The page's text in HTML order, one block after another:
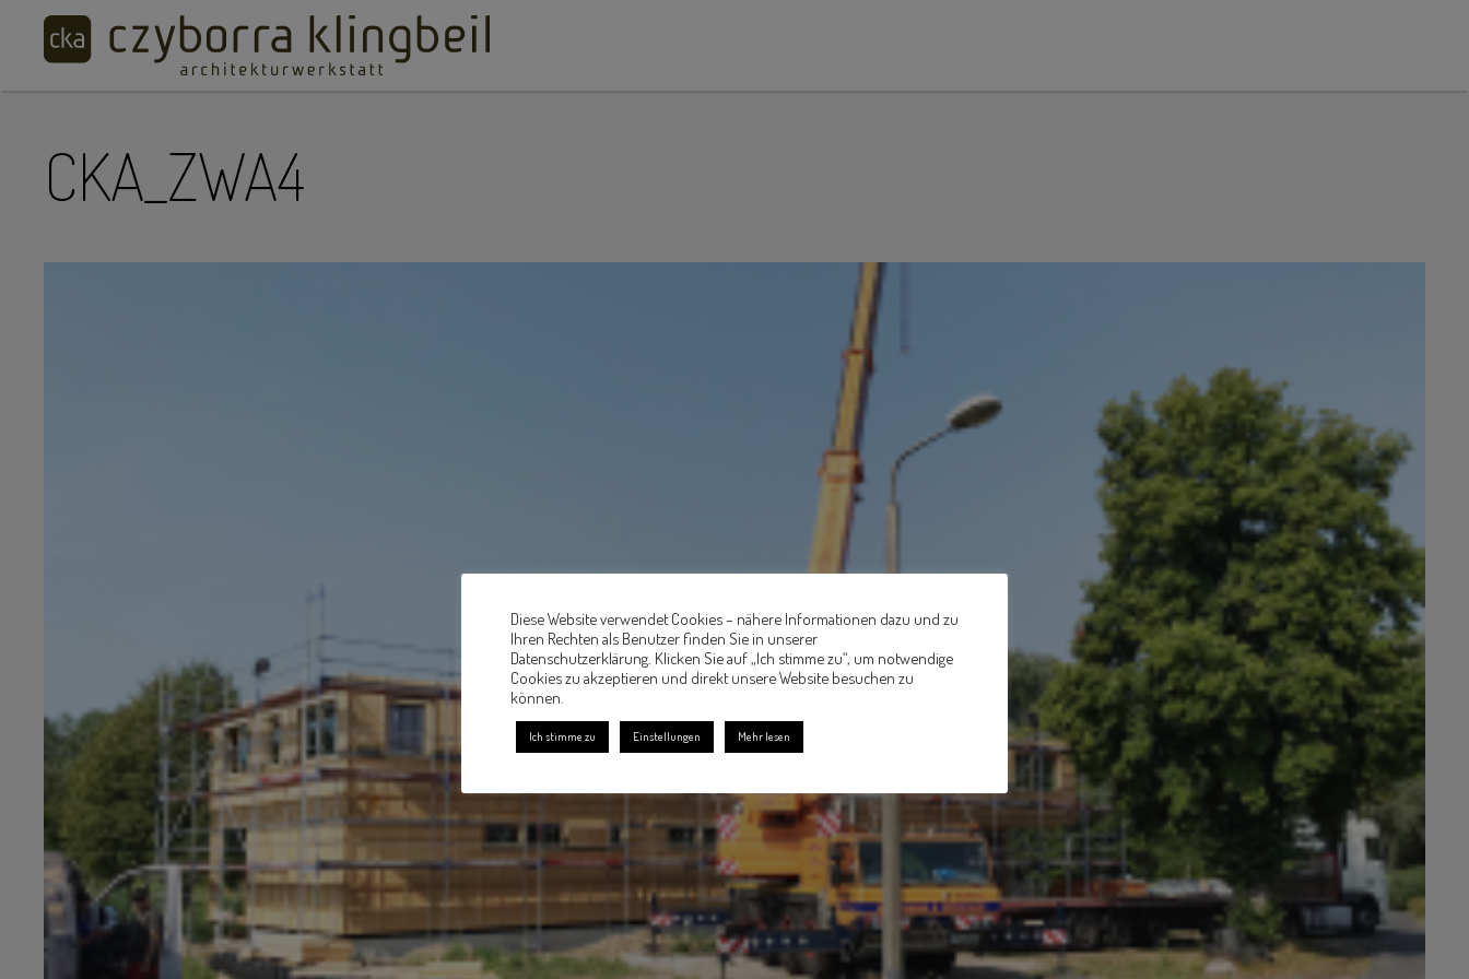
CKA_ZWA4
Diese Website verwendet Cookies – nähere Informationen dazu und zu
Ihren Rechten als Benutzer finden Sie in unserer
Datenschutzerklärung. Klicken Sie auf „Ich stimme zu“, um notwendige
Cookies zu akzeptieren und direkt unsere Website besuchen zu
können.
Ich stimme zu Einstellungen Mehr lesen